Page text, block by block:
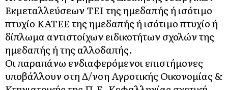
Εκμεταλλεύσεων ΤΕΙ της ημεδαπής ή ισότιμο
πτυχίο ΚΑΤΕΕ της ημεδαπής ή ισότιμο πτυχίο ή
δίπλωμα αντιστοίχων ειδικοτήτων σχολών της
ημεδαπής ή της αλλοδαπής.
Οι παραπάνω ενδιαφερόμενοι επιστήμονες
υποβάλλουν στη Δ/νση Αγροτικής Οικονομίας &